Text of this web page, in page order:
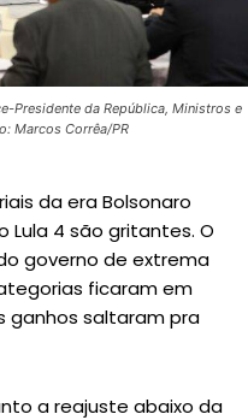
Presidente da República, Ministros e
Marcos Corrêa/PR
da era Bolsonaro
Lula 4 são gritantes. O
governo de extrema
ficaram em
ganhos saltaram pra
a reajuste abaixo da